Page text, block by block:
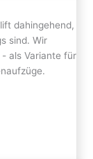
dahingehend,
sind. Wir
als Variante für